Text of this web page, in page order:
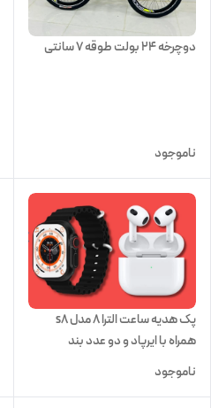
دوچرخه 24 بولت طوقه 7 سانتی
ناموجود
پک هدیه ساعت الترا ۸ مدل s8
همراه با ایرپاد و دو عدد بند
ناموجود